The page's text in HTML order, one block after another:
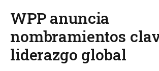
WPP anuncia
nombramientos
liderazgo global